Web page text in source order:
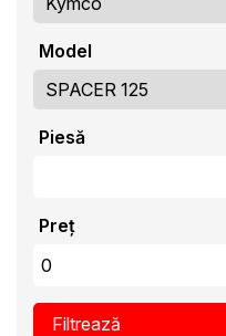
Model
Piesă
Preț
Filtrează